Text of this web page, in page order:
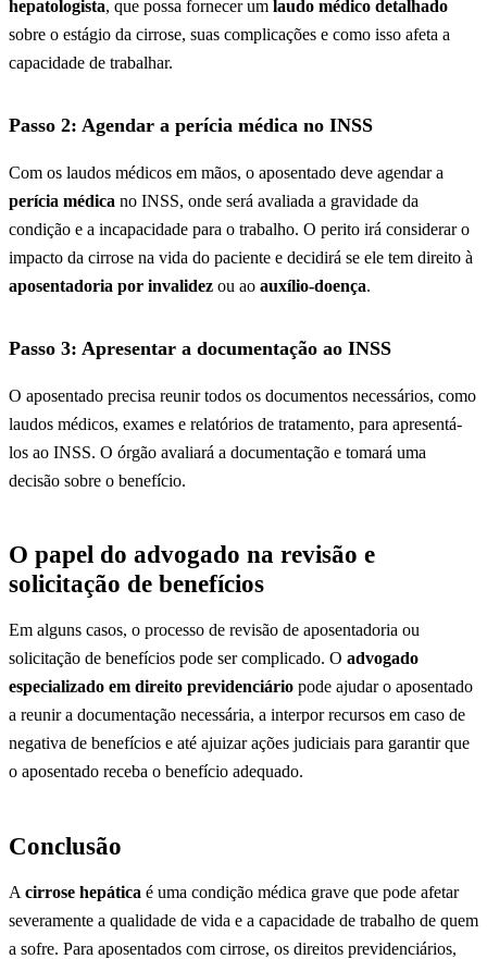
hepatologista, que possa fornecer um laudo médico detalhado
sobre o estágio da cirrose, suas complicações e como isso afeta a
capacidade de trabalhar.
Passo 2: Agendar a perícia médica no INSS
Com os laudos médicos em mãos, o aposentado deve agendar a
perícia médica no INSS, onde será avaliada a gravidade da
condição e a incapacidade para o trabalho. O perito irá considerar o
impacto da cirrose na vida do paciente e decidirá se ele tem direito à
aposentadoria por invalidez ou ao auxílio-doença.
Passo 3: Apresentar a documentação ao INSS
O aposentado precisa reunir todos os documentos necessários, como
laudos médicos, exames e relatórios de tratamento, para apresentá-
los ao INSS. O órgão avaliará a documentação e tomará uma
decisão sobre o benefício.
O papel do advogado na revisão e
solicitação de benefícios
Em alguns casos, o processo de revisão de aposentadoria ou
solicitação de benefícios pode ser complicado. O advogado
especializado em direito previdenciário pode ajudar o aposentado
a reunir a documentação necessária, a interpor recursos em caso de
negativa de benefícios e até ajuizar ações judiciais para garantir que
o aposentado receba o benefício adequado.
Conclusão
A cirrose hepática é uma condição médica grave que pode afetar
severamente a qualidade de vida e a capacidade de trabalho de quem
a sofre. Para aposentados com cirrose, os direitos previdenciários,